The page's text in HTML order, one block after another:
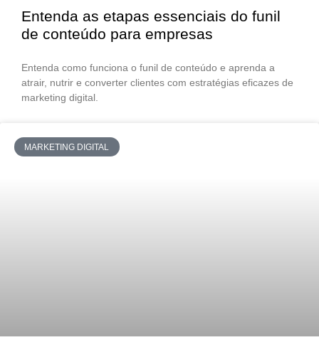
Entenda as etapas essenciais do funil
de conteúdo para empresas
Entenda como funciona o funil de conteúdo e aprenda a
atrair, nutrir e converter clientes com estratégias eficazes de
marketing digital.
MARKETING DIGITAL